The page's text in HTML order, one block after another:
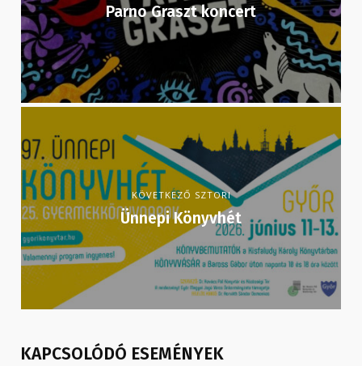
Parno Graszt koncert
KÖVETKEZŐ SZTORI
Ünnepi Könyvhét
KAPCSOLÓDÓ ESEMÉNYEK